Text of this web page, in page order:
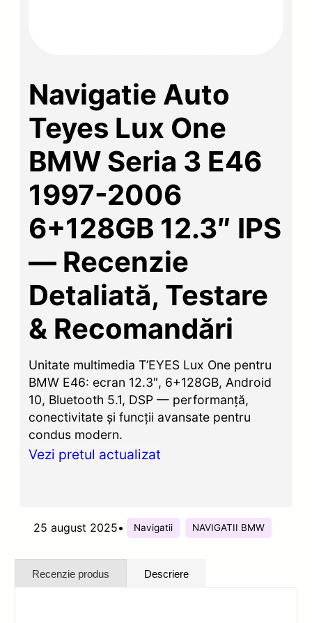
Navigatie Auto
Teyes Lux One
BMW Seria 3 E46
1997-2006
6+128GB 12.3″ IPS
— Recenzie
Detaliată, Testare
& Recomandări
Unitate multimedia T’EYES Lux One pentru
BMW E46: ecran 12.3″, 6+128GB, Android
10, Bluetooth 5.1, DSP — performanță,
conectivitate și funcții avansate pentru
condus modern.
Vezi pretul actualizat
25 august 2025• Navigatii NAVIGATII BMW
Recenzie produs Descriere